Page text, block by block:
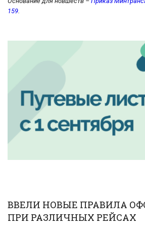
159.
ВВЕЛИ НОВЫЕ ПРАВИЛА
ПРИ РАЗЛИЧНЫХ РЕЙСАХ